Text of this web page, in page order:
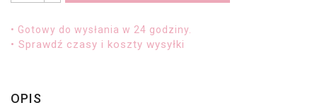
• Gotowy do wysłania w 24 godziny.
• Sprawdź czasy i koszty wysyłki
OPIS